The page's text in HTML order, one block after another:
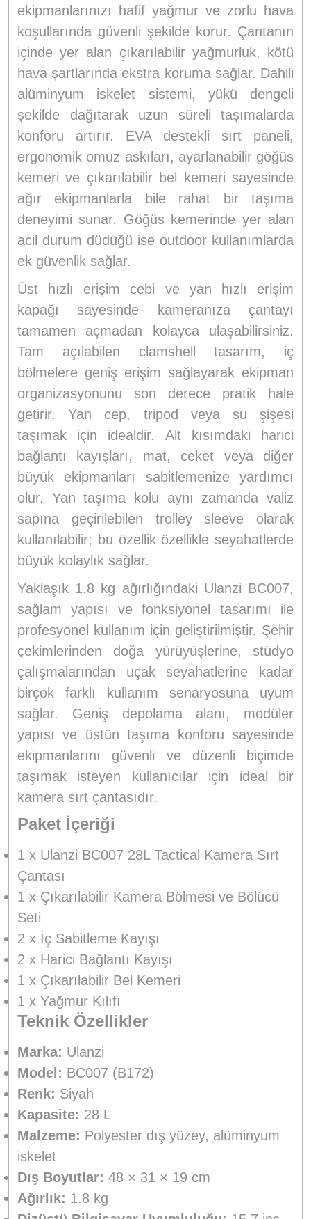
ekipmanlarınızı hafif yağmur ve zorlu hava
koşullarında güvenli şekilde korur. Çantanın
içinde yer alan çıkarılabilir yağmurluk, kötü
hava şartlarında ekstra koruma sağlar. Dahili
alüminyum iskelet sistemi, yükü dengeli
şekilde dağıtarak uzun süreli taşımalarda
konforu artırır. EVA destekli sırt paneli,
ergonomik omuz askıları, ayarlanabilir göğüs
kemeri ve çıkarılabilir bel kemeri sayesinde
ağır ekipmanlarla bile rahat bir taşıma
deneyimi sunar. Göğüs kemerinde yer alan
acil durum düdüğü ise outdoor kullanımlarda
ek güvenlik sağlar.
Üst hızlı erişim cebi ve yan hızlı erişim
kapağı sayesinde kameranıza çantayı
tamamen açmadan kolayca ulaşabilirsiniz.
Tam açılabilen clamshell tasarım, iç
bölmelere geniş erişim sağlayarak ekipman
organizasyonunu son derece pratik hale
getirir. Yan cep, tripod veya su şişesi
taşımak için idealdir. Alt kısımdaki harici
bağlantı kayışları, mat, ceket veya diğer
büyük ekipmanları sabitlemenize yardımcı
olur. Yan taşıma kolu aynı zamanda valiz
sapına geçirilebilen trolley sleeve olarak
kullanılabilir; bu özellik özellikle seyahatlerde
büyük kolaylık sağlar.
Yaklaşık 1.8 kg ağırlığındaki Ulanzi BC007,
sağlam yapısı ve fonksiyonel tasarımı ile
profesyonel kullanım için geliştirilmiştir. Şehir
çekimlerinden doğa yürüyüşlerine, stüdyo
çalışmalarından uçak seyahatlerine kadar
birçok farklı kullanım senaryosuna uyum
sağlar. Geniş depolama alanı, modüler
yapısı ve üstün taşıma konforu sayesinde
ekipmanlarını güvenli ve düzenli biçimde
taşımak isteyen kullanıcılar için ideal bir
kamera sırt çantasıdır.
Paket İçeriği
1 x Ulanzi BC007 28L Tactical Kamera Sırt
Çantası
1 x Çıkarılabilir Kamera Bölmesi ve Bölücü
Seti
2 x İç Sabitleme Kayışı
2 x Harici Bağlantı Kayışı
1 x Çıkarılabilir Bel Kemeri
1 x Yağmur Kılıfı
Teknik Özellikler
Marka: Ulanzi
Model: BC007 (B172)
Renk: Siyah
Kapasite: 28 L
Malzeme: Polyester dış yüzey, alüminyum
iskelet
Dış Boyutlar: 48 × 31 × 19 cm
Ağırlık: 1.8 kg